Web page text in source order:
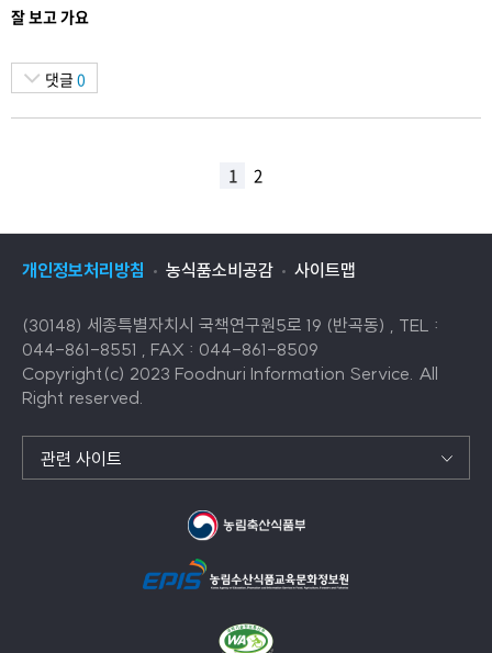
잘 보고 가요
댓글 0
1 2
개인정보처리방침 농식품소비공감 사이트맵
(30148) 세종특별자치시 국책연구원5로 19 (반곡동) , TEL :
044-861-8551 , FAX : 044-861-8509
Copyright(c) 2023 Foodnuri Information Service. All
Right reserved.
관련 사이트